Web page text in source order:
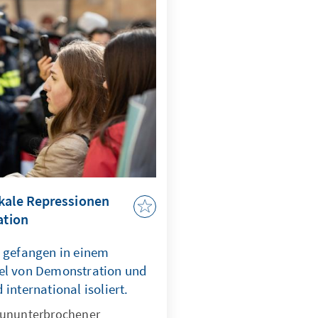
Repressionen
in einem
von Demonstration und
international isoliert.